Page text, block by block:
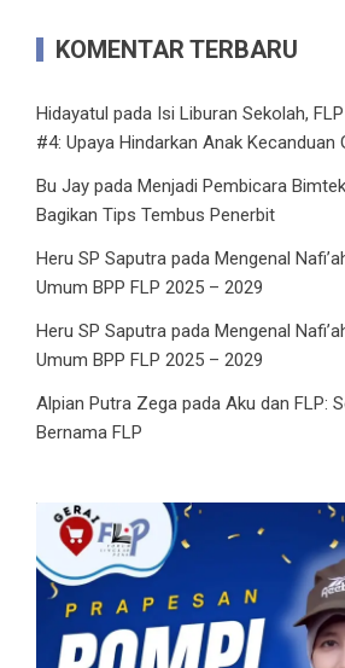
KOMENTAR TERBARU
Hidayatul pada Isi Liburan Sekolah,
#4: Upaya Hindarkan Anak Kecanduan
Bu Jay pada Menjadi Pembicara
Bagikan Tips Tembus Penerbit
Heru SP Saputra pada Mengenal
Umum BPP FLP 2025 – 2029
Heru SP Saputra pada Mengenal
Umum BPP FLP 2025 – 2029
Alpian Putra Zega pada Aku dan FLP:
Bernama FLP